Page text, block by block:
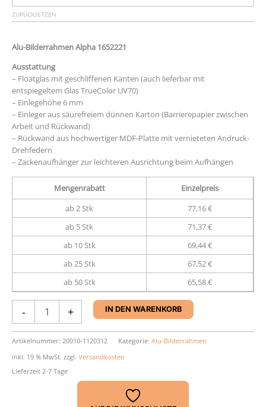
ZURÜCKSETZEN
Alu-Bilderrahmen Alpha 1652221
Ausstattung
– Floatglas mit geschliffenen Kanten (auch lieferbar mit
entspiegeltem Glas TrueColor UV70)
– Einlegehöhe 6 mm
– Einleger aus säurefreiem dünnen Karton (Barrierepapier zwischen
Arbeit und Rückwand)
– Rückwand aus hochwertiger MDF-Platte mit vernieteten Andruck-
Drehfedern
– Zackenaufhänger zur leichteren Ausrichtung beim Aufhängen
Mengenrabatt
Einzelpreis
ab 2 Stk
77,16 €
ab 5 Stk
71,37 €
ab 10 Stk
69,44 €
ab 25 Stk
67,52 €
ab 50 Stk
65,58 €
-
Rahmen
Nielsen
Alpha
Menge
+ IN DEN WARENKORB
Artikelnummer: 20010-1120312 Kategorie: Alu-Bilderrahmen
inkl. 19 % MwSt. zzgl. Versandkosten
Lieferzeit 2-7 Tage